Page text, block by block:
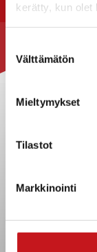
kerätty, kun olet
valinta
Välttämätön
Mieltymykset
Tilastot
Markkinointi
Rautalammin
Kuntainfo
sopimukset
Tietosuoja